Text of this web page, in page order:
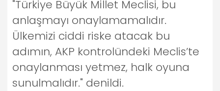
"Türkiye Büyük Millet Meclisi, bu
anlaşmayı onaylamamalıdır.
Ülkemizi ciddi riske atacak bu
adımın, AKP kontrolündeki Meclis’te
onaylanması yetmez, halk oyuna
sunulmalıdır." denildi.